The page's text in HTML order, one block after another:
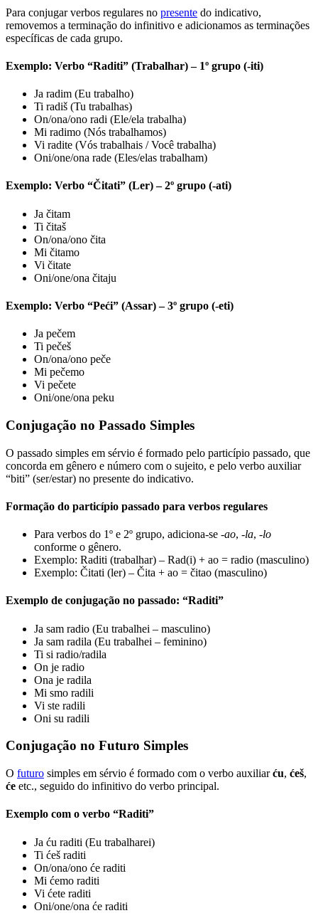
Para conjugar verbos regulares no presente do indicativo,
removemos a terminação do infinitivo e adicionamos as terminações
específicas de cada grupo.
Exemplo: Verbo “Raditi” (Trabalhar) – 1º grupo (-iti)
Ja radim (Eu trabalho)
Ti radiš (Tu trabalhas)
On/ona/ono radi (Ele/ela trabalha)
Mi radimo (Nós trabalhamos)
Vi radite (Vós trabalhais / Você trabalha)
Oni/one/ona rade (Eles/elas trabalham)
Exemplo: Verbo “Čitati” (Ler) – 2º grupo (-ati)
Ja čitam
Ti čitaš
On/ona/ono čita
Mi čitamo
Vi čitate
Oni/one/ona čitaju
Exemplo: Verbo “Peći” (Assar) – 3º grupo (-eti)
Ja pečem
Ti pečeš
On/ona/ono peče
Mi pečemo
Vi pečete
Oni/one/ona peku
Conjugação no Passado Simples
O passado simples em sérvio é formado pelo particípio passado, que
concorda em gênero e número com o sujeito, e pelo verbo auxiliar
“biti” (ser/estar) no presente do indicativo.
Formação do particípio passado para verbos regulares
Para verbos do 1º e 2º grupo, adiciona-se -ao, -la, -lo
conforme o gênero.
Exemplo: Raditi (trabalhar) – Rad(i) + ao = radio (masculino)
Exemplo: Čitati (ler) – Čita + ao = čitao (masculino)
Exemplo de conjugação no passado: “Raditi”
Ja sam radio (Eu trabalhei – masculino)
Ja sam radila (Eu trabalhei – feminino)
Ti si radio/radila
On je radio
Ona je radila
Mi smo radili
Vi ste radili
Oni su radili
Conjugação no Futuro Simples
O futuro simples em sérvio é formado com o verbo auxiliarću, ćeš,
će etc., seguido do infinitivo do verbo principal.
Exemplo com o verbo “Raditi”
Ja ću raditi (Eu trabalharei)
Ti ćeš raditi
On/ona/ono će raditi
Mi ćemo raditi
Vi ćete raditi
Oni/one/ona će raditi